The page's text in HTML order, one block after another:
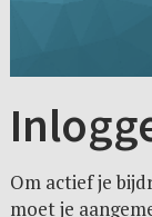
Om actief je
moet je